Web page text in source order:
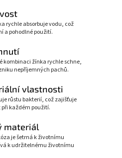
rychle absorbuje vodu, což
a pohodlné použití.
kombinaci žínka rychle schne,
nepříjemných pachů.
vlastnosti
růstu bakterií, což zajišťuje
při každém použití.
materiál
je šetrná k životnímu
k udržitelnému životnímu